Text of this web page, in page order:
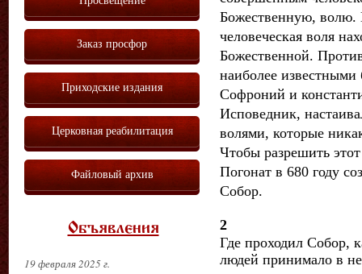
Божественную, волю.
человеческая воля
Божественной.
наиболее
Софроний и
Исповедник,
волями, которые
Чтобы разрешить
Погонат в 680 году
Собор.
2
Где проходил Собор,
людей принимало в
Заказ просфор
Приходские издания
Церковная реабилитация
Файловый архив
Объявления
19 февраля 2025 г.